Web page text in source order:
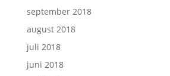
september 2018
august 2018
juli 2018
juni 2018